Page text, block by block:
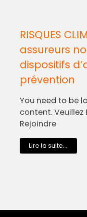
RISQUES
assureurs
dispositifs
prévention
You need to be
content. Veuillez
Rejoindre
Lire la suite...